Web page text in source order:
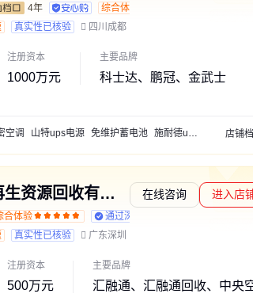
4年 综合体验
真实性已核验 四川成都
注册资本
1000万元
主要品牌
科士达、鹏冠、金武士
空调 山特ups电源 免维护蓄电池 施耐德ups电源 科华
店铺
广州汇融通再生资源回收有限公司
合体验 通过深度核验
在线咨询 进入店
真实性已核验 广东深圳
注册资本
500万元
主要品牌
汇融通、汇融通回收、中央